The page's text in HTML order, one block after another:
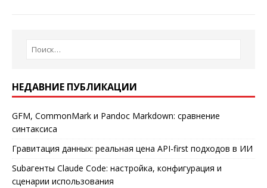
НЕДАВНИЕ ПУБЛИКАЦИИ
GFM, CommonMark и Pandoc Markdown: сравнение
синтаксиса
Гравитация данных: реальная цена API-first подходов в ИИ
Subагенты Claude Code: настройка, конфигурация и
сценарии использования